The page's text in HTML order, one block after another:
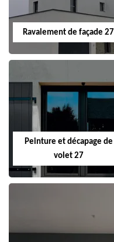
Ravalement de façade 27
Peinture et décapage de
volet 27